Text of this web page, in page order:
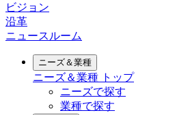
ビジョン
沿革
ニュースルーム
ニーズ＆業種
ニーズ＆業種 トップ
ニーズで探す
業種で探す